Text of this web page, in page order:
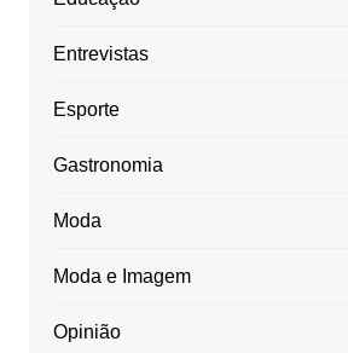
Entrevistas
Esporte
Gastronomia
Moda
Moda e Imagem
Opinião